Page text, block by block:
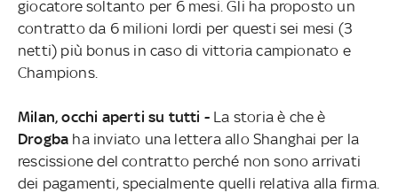
giocatore soltanto per 6 mesi. Gli ha proposto un
contratto da 6 milioni lordi per questi sei mesi (3
netti) più bonus in caso di vittoria campionato e
Champions.
Milan, occhi aperti su tutti -La storia è che è
Drogba ha inviato una lettera allo Shanghai per la
rescissione del contratto perché non sono arrivati
dei pagamenti, specialmente quelli relativa alla firma.